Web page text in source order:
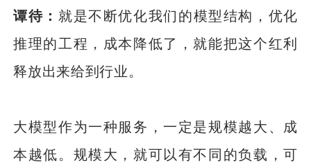
谭待： 就是不断优化我们的模型结构，优化
推理的工程，成本降低了，就能把这个红利
释放出来给到行业。
大模型作为一种服务，一定是规模越大、成
本越低。规模大，就可以有不同的负载，可